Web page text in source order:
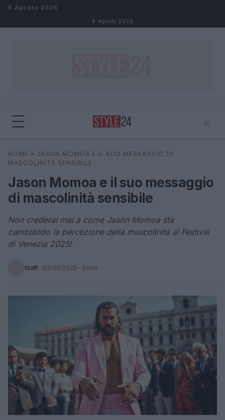
Salta al contenuto
8 Agosto 2026
8 Agosto 2026
⌕
Cerca
HOME » JASON MOMOA E IL SUO MESSAGGIO DI
MASCOLINITÀ SENSIBILE
Jason Momoa e il suo messaggio
di mascolinità sensibile
Non crederai mai a come Jason Momoa sta
cambiando la percezione della mascolinità al Festival
di Venezia 2025!
Staff · 03/09/2025 · 3 min